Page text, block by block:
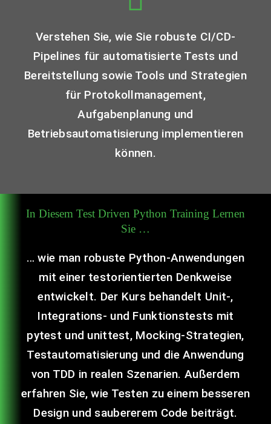
Verstehen Sie, wie Sie robuste CI/CD-
Pipelines für automatisierte Tests und
Bereitstellung sowie Tools und Strategien
für Protokollmanagement,
Aufgabenplanung und
Betriebsautomatisierung implementieren
können.
In Diesem Test Driven Python Training Lernen
Sie …
… wie man robuste Python-Anwendungen
mit einer testorientierten Denkweise
entwickelt. Der Kurs behandelt Unit-,
Integrations- und Funktionstests mit
pytest und unittest, Mocking-Strategien,
Testautomatisierung und die Anwendung
von TDD in realen Szenarien. Außerdem
erfahren Sie, wie Testen zu einem besseren
Design und saubererem Code beiträgt.